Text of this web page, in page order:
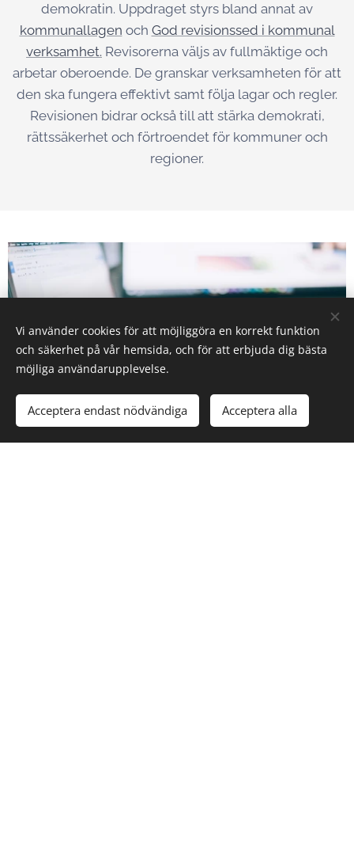
demokratin. Uppdraget styrs bland annat av
kommunallagen och God revisionssed i kommunal
verksamhet. Revisorerna väljs av fullmäktige och
arbetar oberoende. De granskar verksamheten för att
den ska fungera effektivt samt följa lagar och regler.
Revisionen bidrar också till att stärka demokrati,
rättssäkerhet och förtroendet för kommuner och
regioner.
Vi använder cookies för att möjliggöra en korrekt funktion
och säkerhet på vår hemsida, och för att erbjuda dig bästa
möjliga användarupplevelse.
Acceptera endast nödvändiga Acceptera alla